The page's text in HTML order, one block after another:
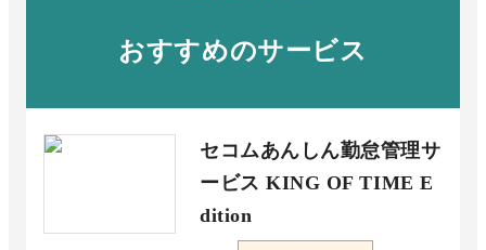
おすすめのサービス
セコムあんしん勤怠管理サ
ービス KING OF TIME E
dition